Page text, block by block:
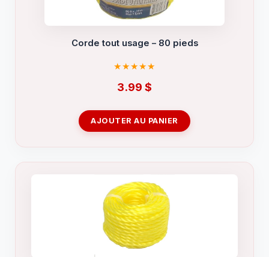
Corde tout usage – 80 pieds
3.99 $
AJOUTER AU PANIER